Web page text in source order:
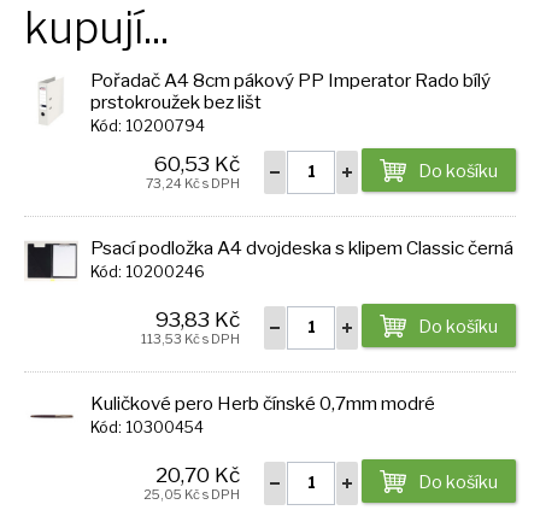
kupují...
Pořadač A4 8cm pákový PP Imperator Rado bílý
prstokroužek bez lišt
Kód: 10200794
Do košíku
60,53 Kč
73,24 Kč s DPH
Psací podložka A4 dvojdeska s klipem Classic černá
Kód: 10200246
Do košíku
93,83 Kč
113,53 Kč s DPH
Kuličkové pero Herb čínské 0,7mm modré
Kód: 10300454
Do košíku
20,70 Kč
25,05 Kč s DPH